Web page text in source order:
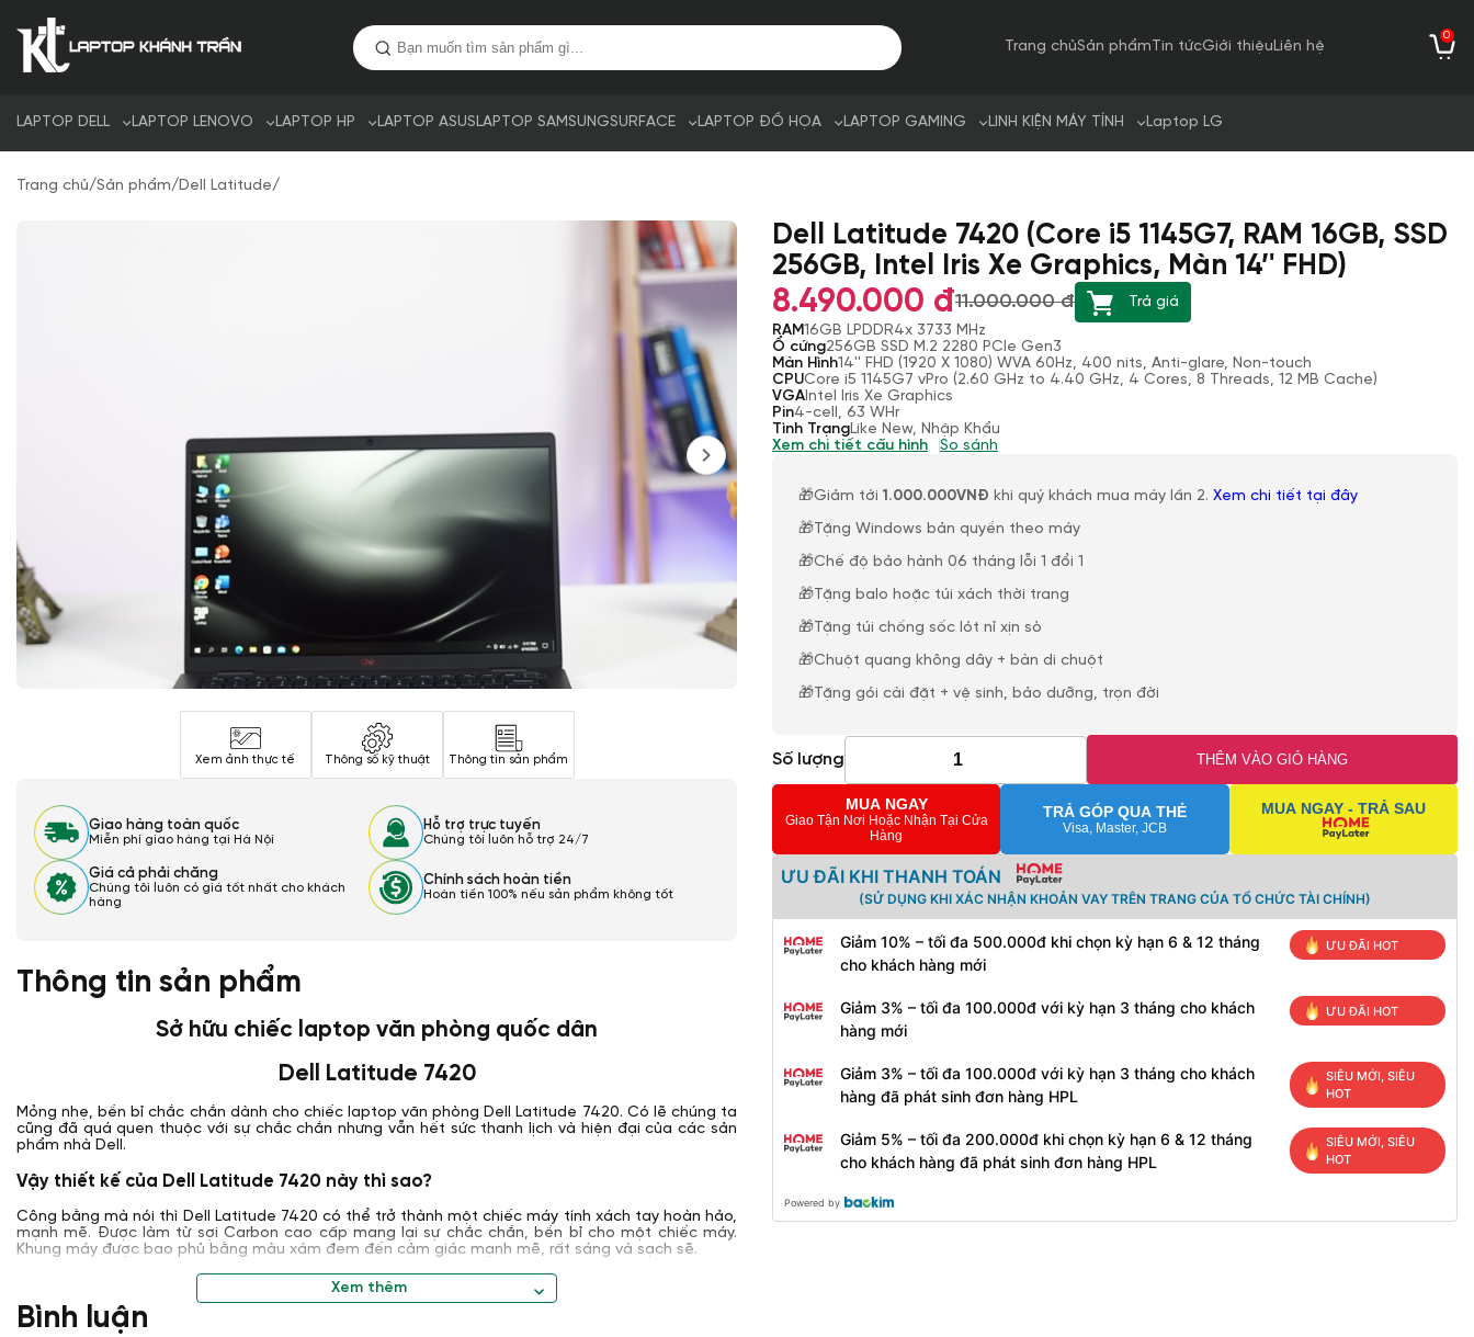
Trang chủSản phẩm Tin tứcGiới thiệuLiên hệ
0
LAPTOP DELL LAPTOP LENOVO LAPTOP HP LAPTOP ASUSLAPTOP SAMSUNGSURFACE LAPTOP ĐỒ HỌA LAPTOP GAMING LINH KIỆN MÁY TÍNH Laptop LG
Trang chủ/Sản phẩm/Dell Latitude/
Xem ảnh thực tế Thông số kỹ thuật Thông tin sản phẩm
Giao hàng toàn quốc
Miễn phí giao hàng tại Hà Nội
Hỗ trợ trực tuyến
Chúng tôi luôn hỗ trợ 24/7
Giá cả phải chăng
Chúng tôi luôn có giá tốt nhất cho khách
hàng
Chính sách hoàn tiền
Hoàn tiền 100% nếu sản phẩm không tốt
Dell Latitude 7420 (Core i5 1145G7, RAM 16GB, SSD
256GB, Intel Iris Xe Graphics, Màn 14’' FHD)
8.490.000 đ11.000.000 đ
Trả giá
RAM16GB LPDDR4x 3733 MHz
Ổ cứng256GB SSD M.2 2280 PCIe Gen3
Màn Hình14'' FHD (1920 X 1080) WVA 60Hz, 400 nits, Anti-glare, Non-touch
CPUCore i5 1145G7 vPro (2.60 GHz to 4.40 GHz, 4 Cores, 8 Threads, 12 MB Cache)
VGAIntel Iris Xe Graphics
Pin4-cell, 63 WHr
Tình TrạngLike New, Nhập Khẩu
Xem chi tiết cấu hình
So sánh
🎁Giảm tới 1.000.000VNĐ khi quý khách mua máy lần 2. Xem chi tiết tại đây
🎁Tặng Windows bản quyền theo máy
🎁Chế độ bảo hành 06 tháng lỗi 1 đổi 1
🎁Tặng balo hoặc túi xách thời trang
🎁Tặng túi chống sốc lót nỉ xịn sò
🎁Chuột quang không dây + bàn di chuột
🎁Tặng gói cài đặt + vệ sinh, bảo dưỡng, trọn đời
Số lượng THÊM VÀO GIỎ HÀNG
MUA NGAY
Giao Tận Nơi Hoặc Nhận Tại Cửa
Hàng
TRẢ GÓP QUA THẺ
Visa, Master, JCB
MUA NGAY - TRẢ SAU
ƯU ĐÃI KHI THANH TOÁN
(SỬ DỤNG KHI XÁC NHẬN KHOẢN VAY TRÊN TRANG CỦA TỔ CHỨC TÀI CHÍNH)
Giảm 10% – tối đa 500.000đ khi chọn kỳ hạn 6 & 12 tháng
cho khách hàng mới
ƯU ĐÃI HOT
Giảm 3% – tối đa 100.000đ với kỳ hạn 3 tháng cho khách
hàng mới
ƯU ĐÃI HOT
Giảm 3% – tối đa 100.000đ với kỳ hạn 3 tháng cho khách
hàng đã phát sinh đơn hàng HPL
SIÊU MỚI, SIÊU
HOT
Giảm 5% – tối đa 200.000đ khi chọn kỳ hạn 6 & 12 tháng
cho khách hàng đã phát sinh đơn hàng HPL
SIÊU MỚI, SIÊU
HOT
Powered by
Thông tin sản phẩm
Sở hữu chiếc laptop văn phòng quốc dân
Dell Latitude 7420
Mỏng nhẹ, bền bỉ chắc chắn dành cho chiếc laptop văn phòng Dell Latitude 7420. Có lẽ chúng ta
cũng đã quá quen thuộc với sự chắc chắn nhưng vẫn hết sức thanh lịch và hiện đại của các sản
phẩm nhà Dell.
Vậy thiết kế của Dell Latitude 7420 này thì sao?
Công bằng mà nói thì Dell Latitude 7420 có thể trở thành một chiếc máy tính xách tay hoàn hảo,
mạnh mẽ. Được làm từ sợi Carbon cao cấp mang lại sự chắc chắn, bền bỉ cho một chiếc máy.
Khung máy được bao phủ bằng màu xám đem đến cảm giác mạnh mẽ, rất sáng và sạch sẽ.
Trọng lượng Dell Latitude 7420 chỉ nặng 1.3kg nên cũng khá dễ dàng để có thể đem di chuyển.
Đối với những người thường xuyên phải ra ngoài thì kích thước máy 321 x 208 x 17 mm được đánh
giá là rất tiện lợi.
Xem thêm
Bình luận